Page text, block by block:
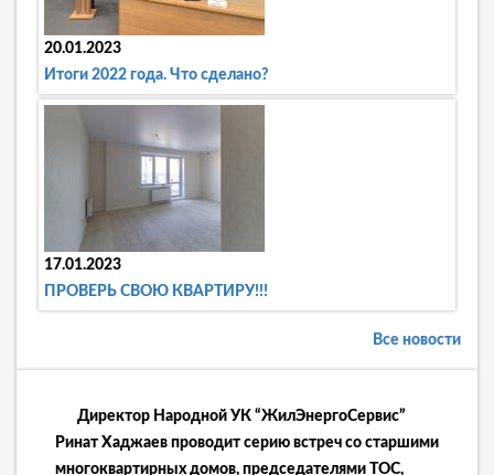
20.01.2023
Итоги 2022 года. Что сделано?
17.01.2023
ПРОВЕРЬ СВОЮ КВАРТИРУ!!!
Все новости
Директор Народной УК “ЖилЭнергоСервис”
Ринат Хаджаев проводит серию встреч со старшими
многоквартирных домов, председателями ТОС,